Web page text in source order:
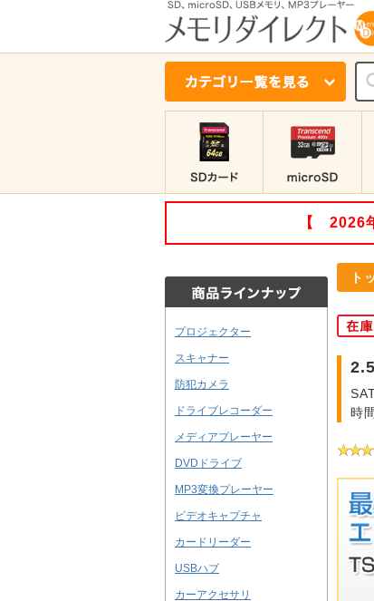
【 2026
プロジェクター
スキャナー
防犯カメラ
ドライブレコーダー
メディアプレーヤー
DVDドライブ
MP3変換プレーヤー
ビデオキャプチャ
カードリーダー
USBハブ
カーアクセサリ
ト
時